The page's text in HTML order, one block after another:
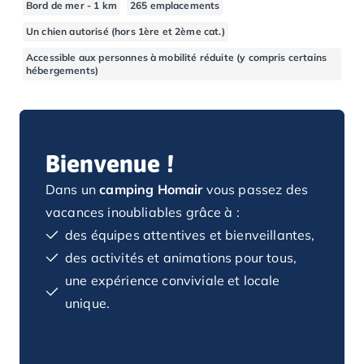
Camping Calvados
Camping Cabourg
Camping Caen
Camping Houlgate
Camping Manche
Camping Mont Saint Michel
Camping Bretagne
Camping Côtes d'Armor
Camping Erquy
Camping Saint-Cast-le-Guildo
Camping Finistère
Camping Benodet
Camping Brest
Bord de mer - 1 km 265 emplacements
Un chien autorisé (hors 1ère et 2ème cat.)
Accessible aux personnes à mobilité réduite (y compris certains
hébergements)
Bienvenue !
Dans uncamping Homairvous passez des
vacances inoubliables grâce à :
des équipes attentives et bienveillantes,
des activités et animations pour tous,
une expérience conviviale et locale
unique.